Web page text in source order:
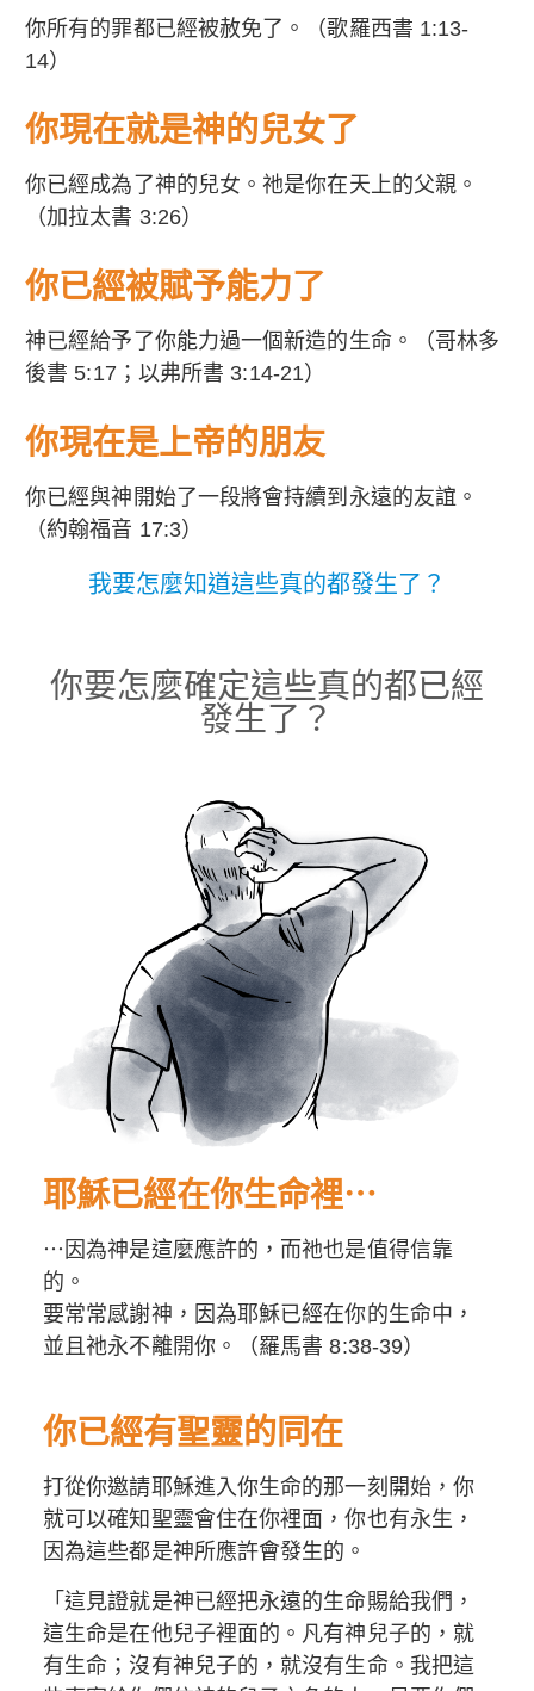
你所有的罪都已經被赦免了。（歌羅西書 1:13-
14）
你現在就是神的兒女了
你已經成為了神的兒女。祂是你在天上的父親。
（加拉太書 3:26）
你已經被賦予能力了
神已經給予了你能力過一個新造的生命。（哥林多
後書 5:17；以弗所書 3:14-21）
你現在是上帝的朋友
你已經與神開始了一段將會持續到永遠的友誼。
（約翰福音 17:3）
我要怎麼知道這些真的都發生了？
你要怎麼確定這些真的都已經
發生了？
耶穌已經在你生命裡⋯
⋯因為神是這麼應許的，而祂也是值得信靠
的。
要常常感謝神，因為耶穌已經在你的生命中，
並且祂永不離開你。（羅馬書 8:38-39）
你已經有聖靈的同在
打從你邀請耶穌進入你生命的那一刻開始，你
就可以確知聖靈會住在你裡面，你也有永生，
因為這些都是神所應許會發生的。
「這見證就是神已經把永遠的生命賜給我們，
這生命是在他兒子裡面的。凡有神兒子的，就
有生命；沒有神兒子的，就沒有生命。我把這